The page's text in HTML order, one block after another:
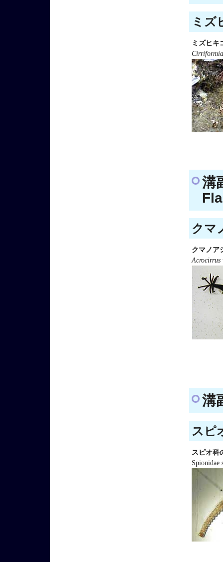
ミズ
ミズヒキ
溝
クマ
クマノア
Acrocirrus
溝
スピ
スピオ科
Spionidae